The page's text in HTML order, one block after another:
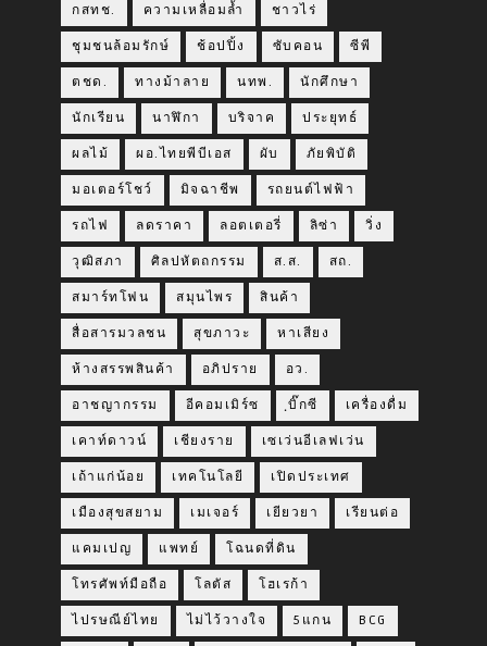
กสทช. ความเหลื่อมล้ำ ชาวไร่
ชุมชนล้อมรักษ์ ช้อปปิ้ง ซับคอน ซีพี
ตชด. ทางม้าลาย นทพ. นักศึกษา
นักเรียน นาฬิกา บริจาค ประยุทธ์
ผลไม้ ผอ.ไทยพีบีเอส ผับ ภัยพิบัติ
มอเตอร์โชว์ มิจฉาชีพ รถยนต์ไฟฟ้า
รถไฟ ลดราคา ลอตเตอรี่ ลิซ่า วิ่ง
วุฒิสภา ศิลปหัตถกรรม ส.ส. สถ.
สมาร์ทโฟน สมุนไพร สินค้า
สื่อสารมวลชน สุขภาวะ หาเสียง
ห้างสรรพสินค้า อภิปราย อว.
อาชญากรรม อีคอมเมิร์ซ ฺบิ๊กซี เครื่องดื่ม
เคาท์ดาวน์ เชียงราย เซเว่นอีเลฟเว่น
เถ้าแก่น้อย เทคโนโลยี เปิดประเทศ
เมืองสุขสยาม เมเจอร์ เยียวยา เรียนต่อ
แคมเปญ แพทย์ โฉนดที่ดิน
โทรศัพท์มือถือ โลตัส โฮเรก้า
ไปรษณีย์ไทย ไม่ไว้วางใจ 5แกน BCG